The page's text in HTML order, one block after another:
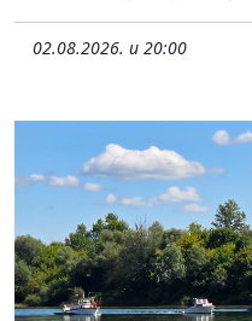
02.08.2026. u 20:00